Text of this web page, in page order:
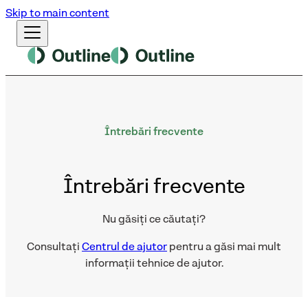
Skip to main content
Întrebări frecvente
Întrebări frecvente
Nu găsiți ce căutați?
ConsultațiCentrul de ajutorpentru a găsi mai mult
informații tehnice de ajutor.